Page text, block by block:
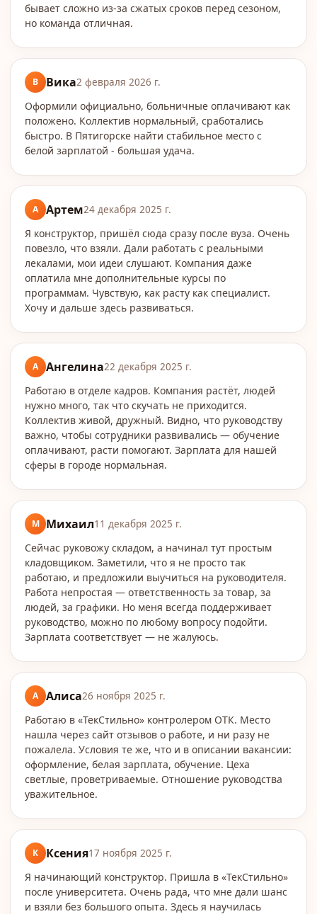
бывает сложно из-за сжатых сроков перед сезоном,
но команда отличная.
В Вика2 февраля 2026 г.
Оформили официально, больничные оплачивают как
положено. Коллектив нормальный, сработались
быстро. В Пятигорске найти стабильное место с
белой зарплатой - большая удача.
А Артем24 декабря 2025 г.
Я конструктор, пришёл сюда сразу после вуза. Очень
повезло, что взяли. Дали работать с реальными
лекалами, мои идеи слушают. Компания даже
оплатила мне дополнительные курсы по
программам. Чувствую, как расту как специалист.
Хочу и дальше здесь развиваться.
А Ангелина22 декабря 2025 г.
Работаю в отделе кадров. Компания растёт, людей
нужно много, так что скучать не приходится.
Коллектив живой, дружный. Видно, что руководству
важно, чтобы сотрудники развивались — обучение
оплачивают, расти помогают. Зарплата для нашей
сферы в городе нормальная.
М Михаил11 декабря 2025 г.
Сейчас руковожу складом, а начинал тут простым
кладовщиком. Заметили, что я не просто так
работаю, и предложили выучиться на руководителя.
Работа непростая — ответственность за товар, за
людей, за графики. Но меня всегда поддерживает
руководство, можно по любому вопросу подойти.
Зарплата соответствует — не жалуюсь.
А Алиса26 ноября 2025 г.
Работаю в «ТекСтильно» контролером ОТК. Место
нашла через сайт отзывов о работе, и ни разу не
пожалела. Условия те же, что и в описании вакансии:
оформление, белая зарплата, обучение. Цеха
светлые, проветриваемые. Отношение руководства
уважительное.
К Ксения17 ноября 2025 г.
Я начинающий конструктор. Пришла в «ТекСтильно»
после университета. Очень рада, что мне дали шанс
и взяли без большого опыта. Здесь я научилась